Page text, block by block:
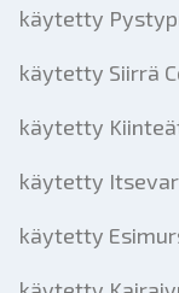
käytetty
käytetty Siirrä
käytetty
käytetty
käytetty